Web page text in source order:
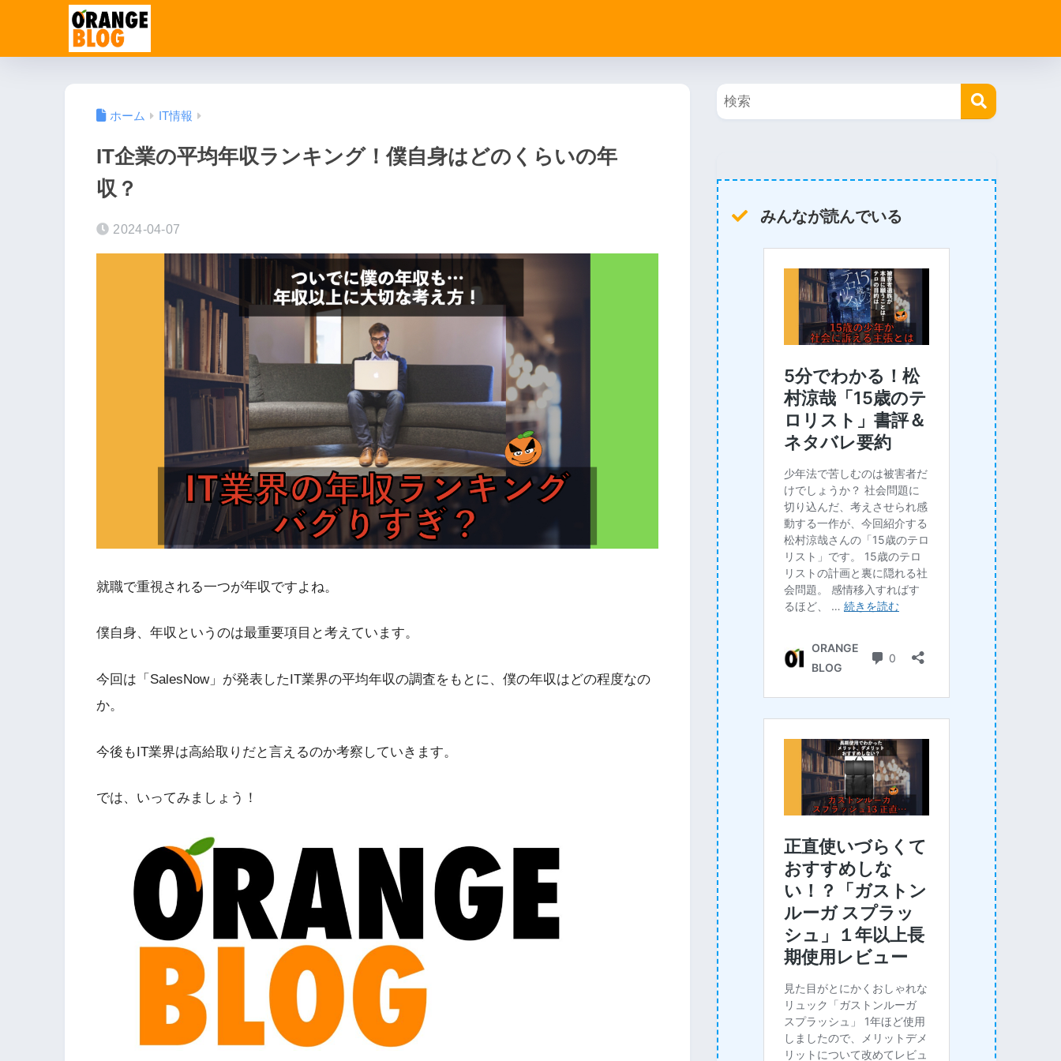
ホーム IT情報
IT企業の平均年収ランキング！僕自身はどのくらいの年
収？
2024-04-07
就職で重視される一つが年収ですよね。
僕自身、年収というのは最重要項目と考えています。
今回は「SalesNow」が発表したIT業界の平均年収の調査をもとに、僕の年収はどの程度なの
か。
今後もIT業界は高給取りだと言えるのか考察していきます。
では、いってみましょう！
みんなが読んでいる